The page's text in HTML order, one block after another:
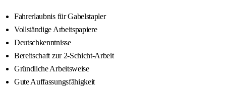
Fahrerlaubnis für Gabelstapler
Vollständige Arbeitspapiere
Deutschkenntnisse
Bereitschaft zur 2-Schicht-Arbeit
Gründliche Arbeitsweise
Gute Auffassungsfähigkeit